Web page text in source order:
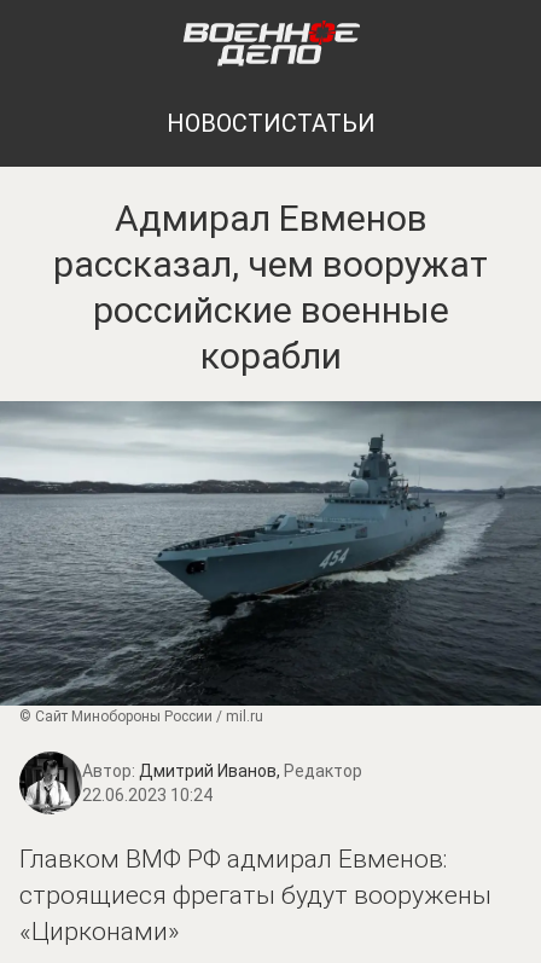
НОВОСТИСТАТЬИ
Адмирал Евменов
рассказал, чем вооружат
российские военные
корабли
© Сайт Минобороны России / mil.ru
Автор: Дмитрий Иванов, Редактор
22.06.2023 10:24
Главком ВМФ РФ адмирал Евменов:
строящиеся фрегаты будут вооружены
«Цирконами»